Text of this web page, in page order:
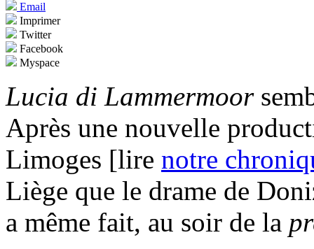
Email
Imprimer
Twitter
Facebook
Myspace
Lucia di Lammermoor
Après une nouvelle
Limoges [lire notre
Liège que le drame de
a même fait, au soir de la